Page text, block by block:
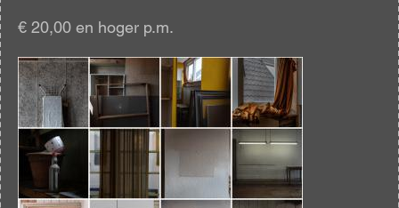
€ 20,00 en hoger p.m.
Afbeelding